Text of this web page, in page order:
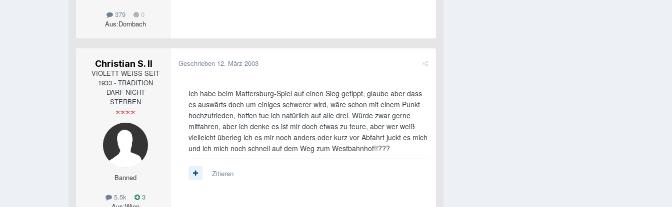
379
0
Aus:Dornbach
Christian S. II
VIOLETT WEISS SEIT
1933 - TRADITION
DARF NICHT
STERBEN
Banned
5.5k
3
Geschrieben 12. März 2003
Ich habe beim Mattersburg-Spiel auf einen Sieg getippt, glaube aber dass
es auswärts doch um einiges schwerer wird, wäre schon mit einem Punkt
hochzufrieden, hoffen tue ich natürlich auf alle drei. Würde zwar gerne
mitfahren, aber ich denke es ist mir doch etwas zu teure, aber wer weiß
vielleicht überleg ich es mir noch anders oder kurz vor Abfahrt juckt es mich
und ich mich noch schnell auf dem Weg zum Westbahnhof!!???
Zitieren